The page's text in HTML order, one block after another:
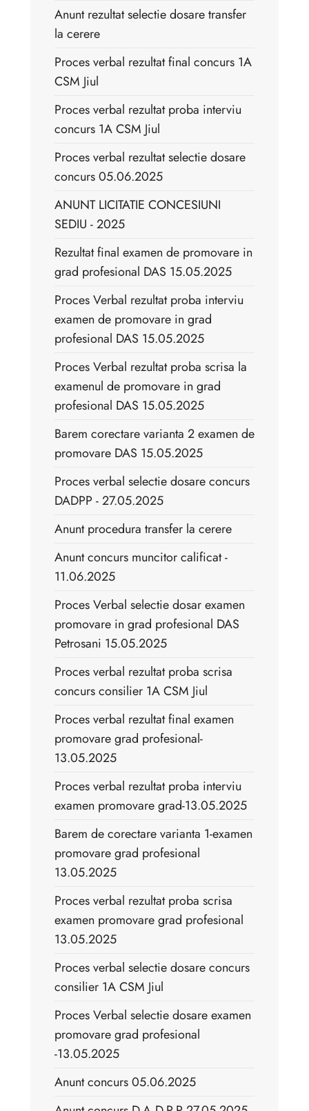
Anunt rezultat selectie dosare transfer
la cerere
Proces verbal rezultat final concurs 1A
CSM Jiul
Proces verbal rezultat proba interviu
concurs 1A CSM Jiul
Proces verbal rezultat selectie dosare
concurs 05.06.2025
ANUNT LICITATIE CONCESIUNI
SEDIU - 2025
Rezultat final examen de promovare in
grad profesional DAS 15.05.2025
Proces Verbal rezultat proba interviu
examen de promovare in grad
profesional DAS 15.05.2025
Proces Verbal rezultat proba scrisa la
examenul de promovare in grad
profesional DAS 15.05.2025
Barem corectare varianta 2 examen de
promovare DAS 15.05.2025
Proces verbal selectie dosare concurs
DADPP - 27.05.2025
Anunt procedura transfer la cerere
Anunt concurs muncitor calificat -
11.06.2025
Proces Verbal selectie dosar examen
promovare in grad profesional DAS
Petrosani 15.05.2025
Proces verbal rezultat proba scrisa
concurs consilier 1A CSM Jiul
Proces verbal rezultat final examen
promovare grad profesional-
13.05.2025
Proces verbal rezultat proba interviu
examen promovare grad-13.05.2025
Barem de corectare varianta 1-examen
promovare grad profesional
13.05.2025
Proces verbal rezultat proba scrisa
examen promovare grad profesional
13.05.2025
Proces verbal selectie dosare concurs
consilier 1A CSM Jiul
Proces Verbal selectie dosare examen
promovare grad profesional
-13.05.2025
Anunt concurs 05.06.2025